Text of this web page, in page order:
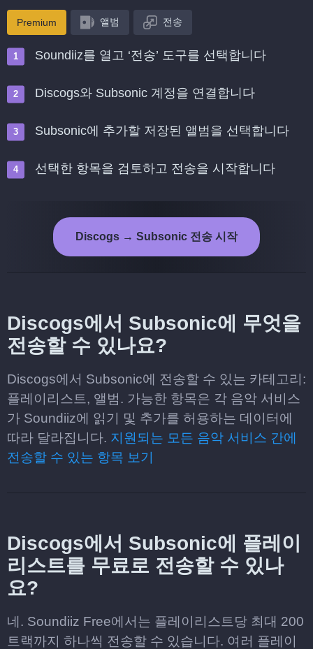
Premium 앨범 전송
Soundiiz를 열고 ‘전송’ 도구를 선택합니다
Discogs와 Subsonic 계정을 연결합니다
Subsonic에 추가할 저장된 앨범을 선택합니다
선택한 항목을 검토하고 전송을 시작합니다
Discogs → Subsonic 전송 시작
Discogs에서 Subsonic에 무엇을
전송할 수 있나요?
Discogs에서 Subsonic에 전송할 수 있는 카테고리:
플레이리스트, 앨범. 가능한 항목은 각 음악 서비스
가 Soundiiz에 읽기 및 추가를 허용하는 데이터에
따라 달라집니다. 지원되는 모든 음악 서비스 간에
전송할 수 있는 항목 보기
Discogs에서 Subsonic에 플레이
리스트를 무료로 전송할 수 있나
요?
네. Soundiiz Free에서는 플레이리스트당 최대 200
트랙까지 하나씩 전송할 수 있습니다. 여러 플레이